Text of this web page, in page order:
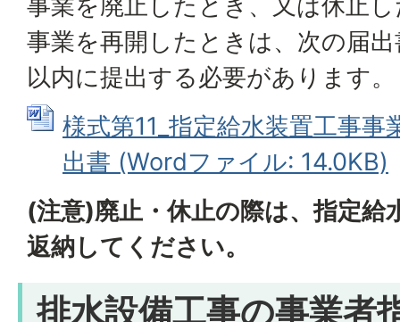
事業を再開したときは、次の届
以内に提出する必要があります。
様式第11_指定給水装置工事
出書 (Wordファイル: 14.0KB)
(注意)廃止・休止の際は、指定給
返納してください。
排水設備工事の事業者